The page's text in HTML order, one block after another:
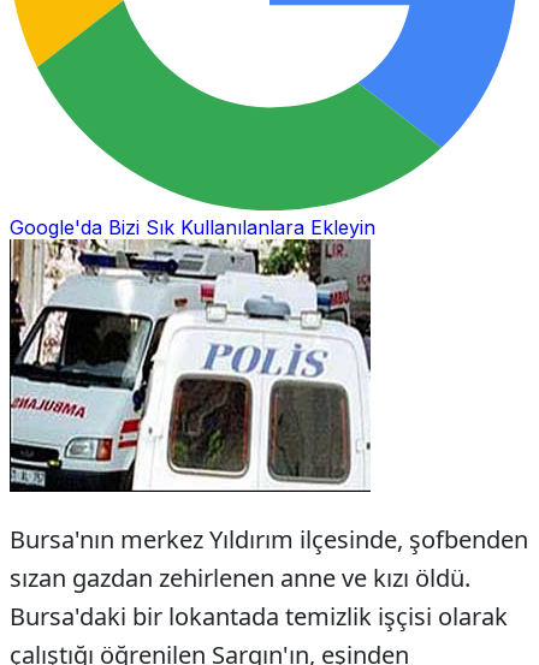
Google'da Bizi Sık Kullanılanlara Ekleyin
Bursa'nın merkez Yıldırım ilçesinde, şofbenden
sızan gazdan zehirlenen anne ve kızı öldü.
Bursa'daki bir lokantada temizlik işçisi olarak
çalıştığı öğrenilen Sargın'ın, eşinden